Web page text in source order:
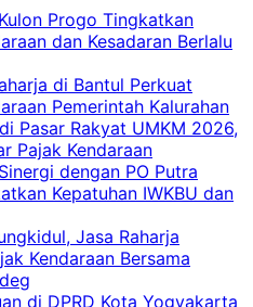
Progo Tingkatkan
dan Kesadaran Berlalu
di Bantul Perkuat
Pemerintah Kalurahan
Pasar Rakyat UMKM 2026,
Pajak Kendaraan
dengan PO Putra
Kepatuhan IWKBU dan
Jasa Raharja
Kendaraan Bersama
di DPRD Kota Yogyakarta